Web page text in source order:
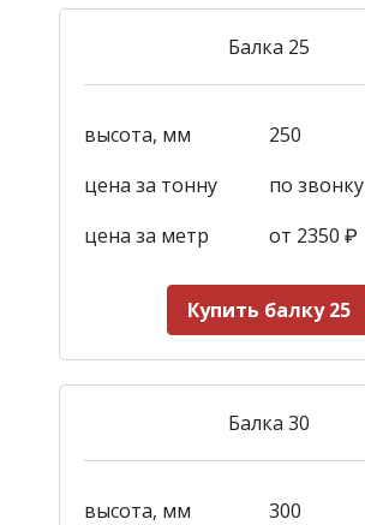
Балка 25
высота, мм
250
цена за тонну
по звонку
цена за метр
от 2350 ₽
Купить балку 25
Балка 30
высота, мм
300